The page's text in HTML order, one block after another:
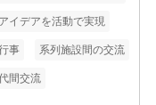
イデアを活動で実現
事 系列施設間の交流
間交流